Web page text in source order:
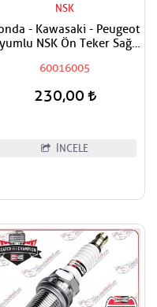
NSK
- Kawasaki - Peugeot
NSK Ön Teker Sağ -
Sağ - Arka Teker Sol
60016005
230,00
İNCELE